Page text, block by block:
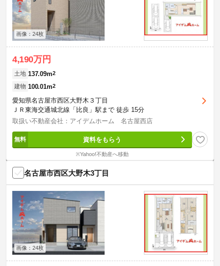
画像：24枚
4,190万円
土地 137.09m2
建物 100.01m2
愛知県名古屋市西区大野木３丁目
ＪＲ東海交通城北線「比良」駅まで 徒歩 15分
取扱い不動産会社：アイデムホーム 名古屋西店
資料をもらう
※Yahoo!不動産へ移動
名古屋市西区大野木3丁目
画像：24枚